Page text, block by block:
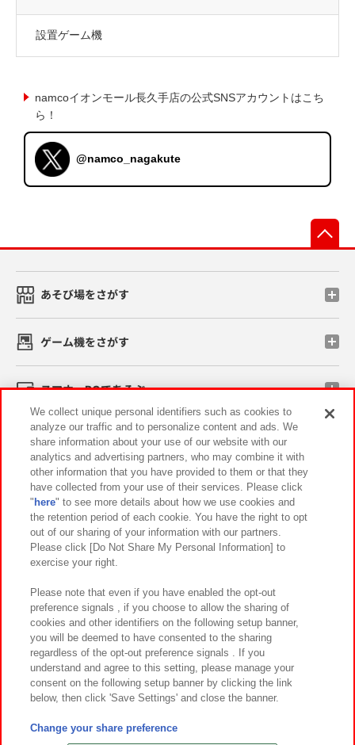
設置ゲーム機
namcoイオンモール長久手店の公式SNSアカウントはこち
ら！
@namco_nagakute
あそび場をさがす
ゲーム機をさがす
スマホ・PCであそぶ
イベント・キャンペーン
関連会社 サステナビリティ サイトポリシー
プライバシーポリシー ウェブアクセシビリティ方針と検証結果
お取引先さまとともに
カスタマーハラスメント対応方針 よくあるご質問・お問い合わせ
©Bandai Namco Amusement Inc.
©Bandai Namco Amusement Lab Inc.
We collect unique personal identifiers such as cookies to
analyze our traffic and to personalize content and ads. We
share information about your use of our website with our
analytics and advertising partners, who may combine it with
other information that you have provided to them or that they
have collected from your use of their services. Please click
" here" to see more details about how we use cookies and
the retention period of each cookie. You have the right to opt
out of our sharing of your information with our partners.
Please click [Do Not Share My Personal Information] to
exercise your right.
Please note that even if you have enabled the opt-out
preference signals , if you choose to allow the sharing of
cookies and other identifiers on the following setup banner,
you will be deemed to have consented to the sharing
regardless of the opt-out preference signals . If you
understand and agree to this setting, please manage your
consent on the following setup banner by clicking the link
below, then click 'Save Settings' and close the banner.
Change your share preference